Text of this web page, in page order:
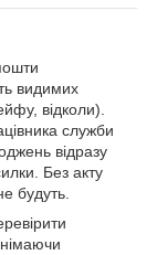
видимих
відколи).
служби
відразу
Без акту
будуть.